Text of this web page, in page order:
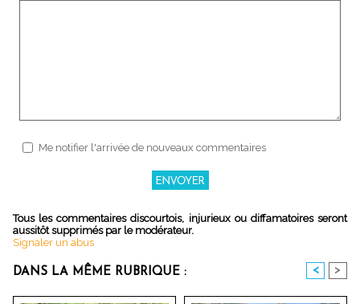
Me notifier l'arrivée de nouveaux commentaires
Tous les commentaires discourtois, injurieux ou diffamatoires seront
aussitôt supprimés par le modérateur.
Signaler un abus
DANS LA MÊME RUBRIQUE : < >